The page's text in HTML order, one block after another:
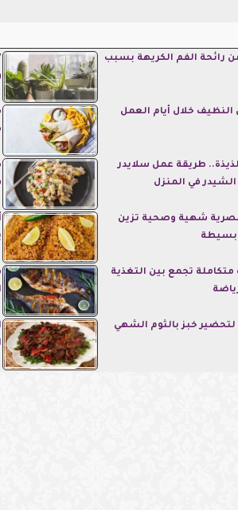
رائحة الفم الكريهة بسبب
النظيف خلال أيام العمل
طريقة عمل سلايدر
الشيدر في المنزل
شهية وصحية تزين
بسيطة
تجمع بين التغذية
خبز بالثوم الشهي